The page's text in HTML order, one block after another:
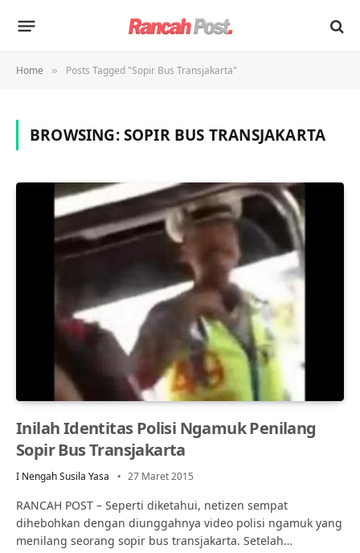
Home » Posts Tagged "Sopir Bus Transjakarta"
BROWSING:SOPIR BUS TRANSJAKARTA
Inilah Identitas Polisi Ngamuk Penilang
Sopir Bus Transjakarta
I Nengah Susila Yasa 27 Maret 2015
RANCAH POST – Seperti diketahui, netizen sempat
dihebohkan dengan diunggahnya video polisi ngamuk yang
menilang seorang sopir bus transjakarta. Setelah…